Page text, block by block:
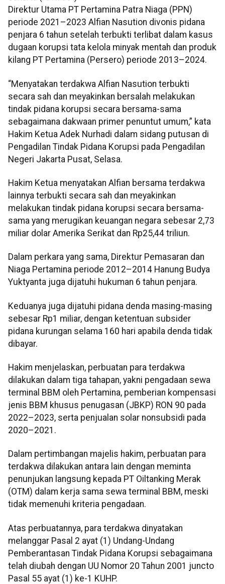
Direktur Utama PT Pertamina Patra Niaga (PPN)
periode 2021–2023 Alfian Nasution divonis pidana
penjara 6 tahun setelah terbukti terlibat dalam kasus
dugaan korupsi tata kelola minyak mentah dan produk
kilang PT Pertamina (Persero) periode 2013–2024.
“Menyatakan terdakwa Alfian Nasution terbukti
secara sah dan meyakinkan bersalah melakukan
tindak pidana korupsi secara bersama-sama
sebagaimana dakwaan primer penuntut umum,” kata
Hakim Ketua Adek Nurhadi dalam sidang putusan di
Pengadilan Tindak Pidana Korupsi pada Pengadilan
Negeri Jakarta Pusat, Selasa.
Hakim Ketua menyatakan Alfian bersama terdakwa
lainnya terbukti secara sah dan meyakinkan
melakukan tindak pidana korupsi secara bersama-
sama yang merugikan keuangan negara sebesar 2,73
miliar dolar Amerika Serikat dan Rp25,44 triliun.
Dalam perkara yang sama, Direktur Pemasaran dan
Niaga Pertamina periode 2012–2014 Hanung Budya
Yuktyanta juga dijatuhi hukuman 6 tahun penjara.
Keduanya juga dijatuhi pidana denda masing-masing
sebesar Rp1 miliar, dengan ketentuan subsider
pidana kurungan selama 160 hari apabila denda tidak
dibayar.
Hakim menjelaskan, perbuatan para terdakwa
dilakukan dalam tiga tahapan, yakni pengadaan sewa
terminal BBM oleh Pertamina, pemberian kompensasi
jenis BBM khusus penugasan (JBKP) RON 90 pada
2022–2023, serta penjualan solar nonsubsidi pada
2020–2021.
Dalam pertimbangan majelis hakim, perbuatan para
terdakwa dilakukan antara lain dengan meminta
penunjukan langsung kepada PT Oiltanking Merak
(OTM) dalam kerja sama sewa terminal BBM, meski
tidak memenuhi kriteria pengadaan.
Atas perbuatannya, para terdakwa dinyatakan
melanggar Pasal 2 ayat (1) Undang-Undang
Pemberantasan Tindak Pidana Korupsi sebagaimana
telah diubah dengan UU Nomor 20 Tahun 2001 juncto
Pasal 55 ayat (1) ke-1 KUHP.